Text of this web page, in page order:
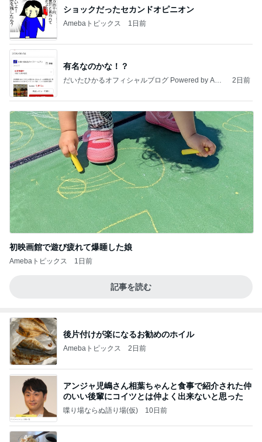
ショックだったセカンドオピニオン
Amebaトピックス 1日前
有名なのかな！？
だいたひかるオフィシャルブログ Powered by Ame
2日前
初映画館で遊び疲れて爆睡した娘
Amebaトピックス 1日前
記事を読む
後片付けが楽になるお勧めのホイル
Amebaトピックス 2日前
アンジャ児嶋さん相葉ちゃんと食事で紹介された仲
のいい後輩にコイツとは仲よく出来ないと思った
喋り場ならぬ語り場(仮) 10日前